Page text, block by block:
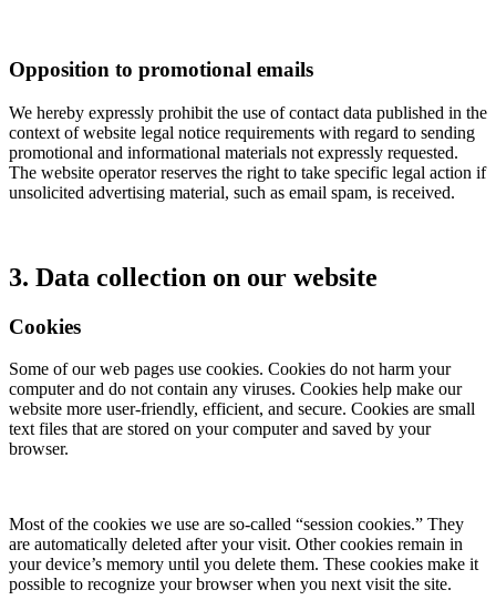
Opposition to promotional emails
We hereby expressly prohibit the use of contact data published in the
context of website legal notice requirements with regard to sending
promotional and informational materials not expressly requested.
The website operator reserves the right to take specific legal action if
unsolicited advertising material, such as email spam, is received.
3. Data collection on our website
Cookies
Some of our web pages use cookies. Cookies do not harm your
computer and do not contain any viruses. Cookies help make our
website more user-friendly, efficient, and secure. Cookies are small
text files that are stored on your computer and saved by your
browser.
Most of the cookies we use are so-called “session cookies.” They
are automatically deleted after your visit. Other cookies remain in
your device’s memory until you delete them. These cookies make it
possible to recognize your browser when you next visit the site.